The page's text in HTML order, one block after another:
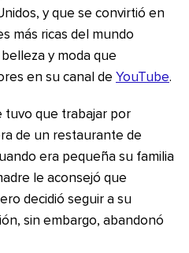
y que se convirtió en
más ricas del mundo
y moda que
en su canal de YouTube.
tuvo que trabajar por
de un restaurante de
era pequeña su familia
le aconsejó que
decidió seguir a su
sin embargo, abandonó